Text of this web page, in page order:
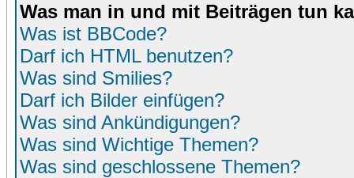
Was man in und mit Beiträgen tun
Was ist BBCode?
Darf ich HTML benutzen?
Was sind Smilies?
Darf ich Bilder einfügen?
Was sind Ankündigungen?
Was sind Wichtige Themen?
Was sind geschlossene Themen?